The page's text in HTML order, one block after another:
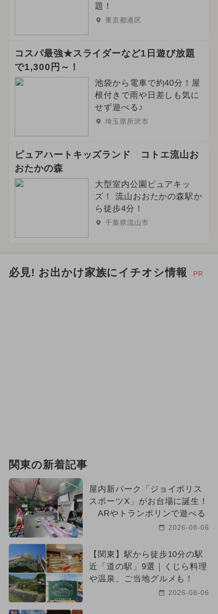
題！
東京都港区
コスパ最強★スライダーなど1日遊び放題
で1,300円～！
池袋から電車で約40分！屋
根付きで雨や日差しも気に
せず遊べる♪
埼玉県所沢市
ピュアハートキッズランド コトエ流山お
おたかの森
大型室内公園ピュアキッ
ズ！ 流山おおたかの森駅か
ら徒歩4分！
千葉県流山市
必見! お出かけ家族にイチオシ情報 PR
関東の新着記事
屋内新パーク「ジョイポリス
スポーツX」がお台場に誕生！
ARやトランポリンで遊べる
2026-08-06
【関東】駅から徒歩10分の駅
近「道の駅」9選｜くじら料理
や温泉、ご当地グルメも！
2026-08-06